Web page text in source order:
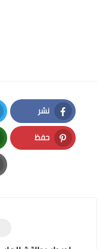
نشر
Facebook
حفظ
Pinterest